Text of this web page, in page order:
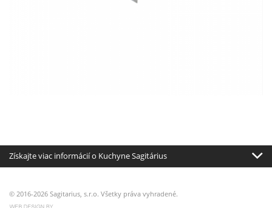
Získajte viac informácií o Kuchyne Sagitárius
© 2016-2026 Sagitarius, s.r.o. Všetky práva vyhradené.